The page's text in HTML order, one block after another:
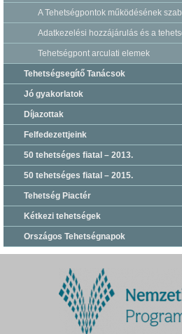
A Tehetségpontok működésének
Adatkezelési hozzájárulás és a
Tehetségpont arculati elemek
Tehetségsegítő Tanácsok
Jó gyakorlatok
Díjazottak
Felfedezettjeink
50 tehetséges fiatal – 2013.
50 tehetséges fiatal – 2015.
Tehetség Piactér
Kétkezi tehetségek
Országos Tehetségnapok